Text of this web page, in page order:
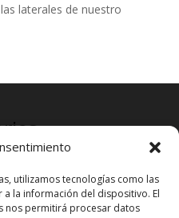
utilizamos tecnologías como las
la información del dispositivo. El
nos permitirá procesar datos
laterales de nuestro